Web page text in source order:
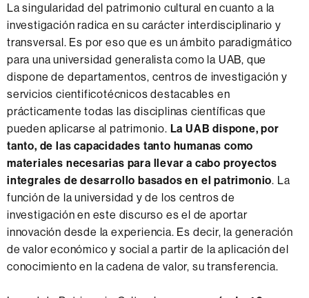
o
A
r
t
í
s
t
i
c
o
La singularidad del patrimonio cultural en cuanto a la
investigación radica en su carácter interdisciplinario y
transversal. Es por eso que es un ámbito paradigmático
para una universidad generalista como la UAB, que
dispone de departamentos, centros de investigación y
servicios cientificotécnicos destacables en
prácticamente todas las disciplinas científicas que
pueden aplicarse al patrimonio. La UAB dispone, por
tanto, de las capacidades tanto humanas como
materiales necesarias para llevar a cabo proyectos
integrales de desarrollo basados ​​en el patrimonio. La
función de la universidad y de los centros de
investigación en este discurso es el de aportar
innovación desde la experiencia. Es decir, la generación
de valor económico y social a partir de la aplicación del
conocimiento en la cadena de valor, su transferencia.